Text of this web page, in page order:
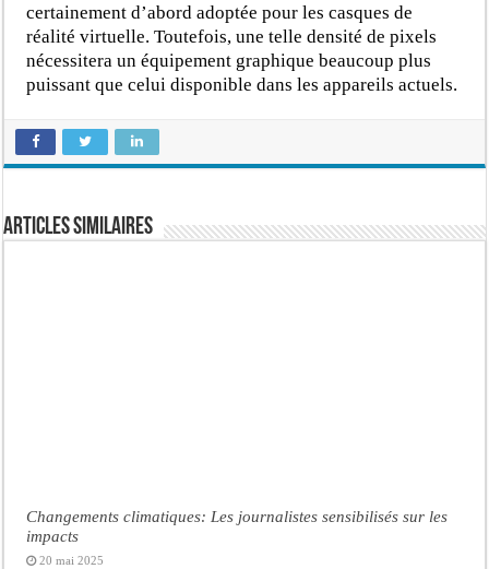
certainement d’abord adoptée pour les casques de
réalité virtuelle. Toutefois, une telle densité de pixels
nécessitera un équipement graphique beaucoup plus
puissant que celui disponible dans les appareils actuels.
Articles similaires
Changements climatiques: Les journalistes sensibilisés sur les
impacts
20 mai 2025